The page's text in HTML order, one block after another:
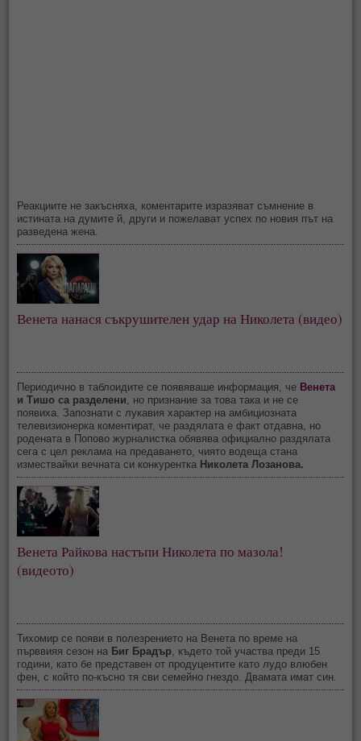
Реакциите не закъсняха, коментарите изразяват съмнение в
истината на думите й, други и пожелават успех по новия път на
разведена жена.
Венета нанася съкрушителен удар на Николета (видео)
Периодично в таблоидите се появяваше информация, че Венета
и Тишо са разделени, но признание за това така и не се
появиха. Запознати с лукавия характер на амбициозната
телевизионерка коментират, че раздялата е факт отдавна, но
родената в Попово журналистка обявява официално раздялата
сега с цел реклама на предаването, чиято водеща стана
измествайки вечната си конкурентка Николета Лозанова.
Венета Райкова настъпи Николета по мазола!
(видеото)
Тихомир се появи в полезрението на Венета по време на
първвияя сезон на Биг Брадър, където той участва преди 15
години, като бе представен от продуцентите като лудо влюбен
фен, с който по-късно тя сви семейно гнездо. Двамата имат син.